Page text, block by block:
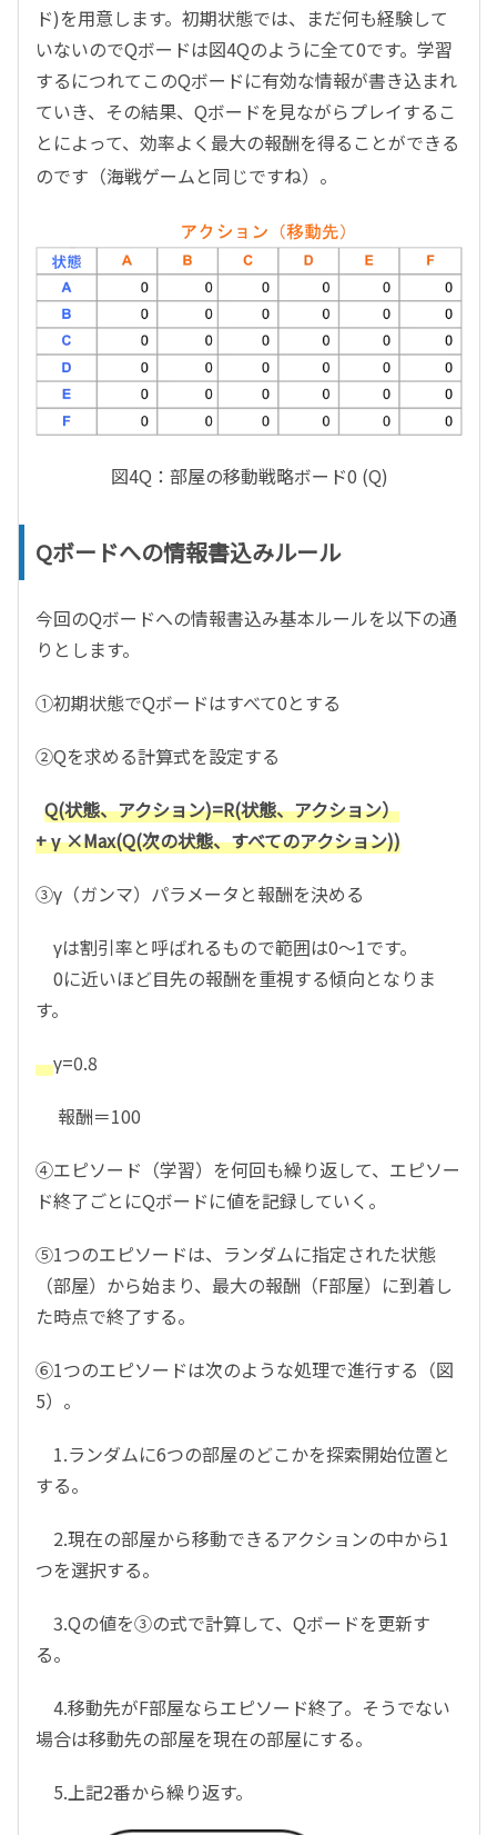
ド)を用意します。初期状態では、まだ何も経験して
いないのでQボードは図4Qのように全て0です。学習
するにつれてこのQボードに有効な情報が書き込まれ
ていき、その結果、Qボードを見ながらプレイするこ
とによって、効率よく最大の報酬を得ることができる
のです（海戦ゲームと同じですね）。
図4Q：部屋の移動戦略ボード0 (Q)
Qボードへの情報書込みルール
今回のQボードへの情報書込み基本ルールを以下の通
りとします。
①初期状態でQボードはすべて0とする
②Qを求める計算式を設定する
Q(状態、アクション)=R(状態、アクション）
+ γ ×Max(Q(次の状態、すべてのアクション))
③γ（ガンマ）パラメータと報酬を決める
γは割引率と呼ばれるもので範囲は0～1です。
0に近いほど目先の報酬を重視する傾向となりま
す。
γ=0.8
報酬＝100
④エピソード（学習）を何回も繰り返して、エピソー
ド終了ごとにQボードに値を記録していく。
⑤1つのエピソードは、ランダムに指定された状態
（部屋）から始まり、最大の報酬（F部屋）に到着し
た時点で終了する。
⑥1つのエピソードは次のような処理で進行する（図
5）。
1.ランダムに6つの部屋のどこかを探索開始位置と
する。
2.現在の部屋から移動できるアクションの中から1
つを選択する。
3.Qの値を③の式で計算して、Qボードを更新す
る。
4.移動先がF部屋ならエピソード終了。そうでない
場合は移動先の部屋を現在の部屋にする。
5.上記2番から繰り返す。